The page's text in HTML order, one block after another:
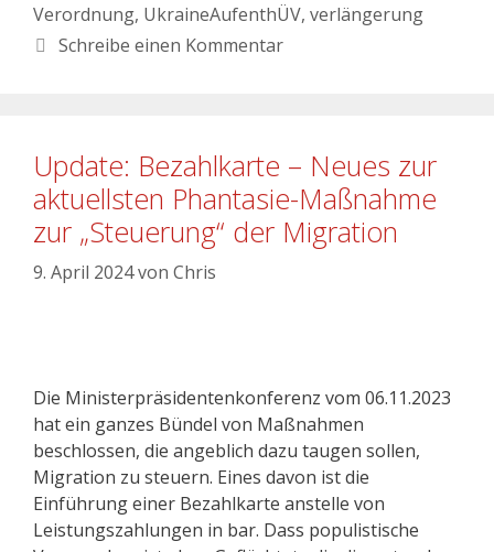
Verordnung, UkraineAufenthÜV, verlängerung
Schreibe einen Kommentar
Update: Bezahlkarte – Neues zur
aktuellsten Phantasie-Maßnahme
zur „Steuerung“ der Migration
9. April 2024von Chris
Die Ministerpräsidentenkonferenz vom 06.11.2023
hat ein ganzes Bündel von Maßnahmen
beschlossen, die angeblich dazu taugen sollen,
Migration zu steuern. Eines davon ist die
Einführung einer Bezahlkarte anstelle von
Leistungszahlungen in bar. Dass populistische